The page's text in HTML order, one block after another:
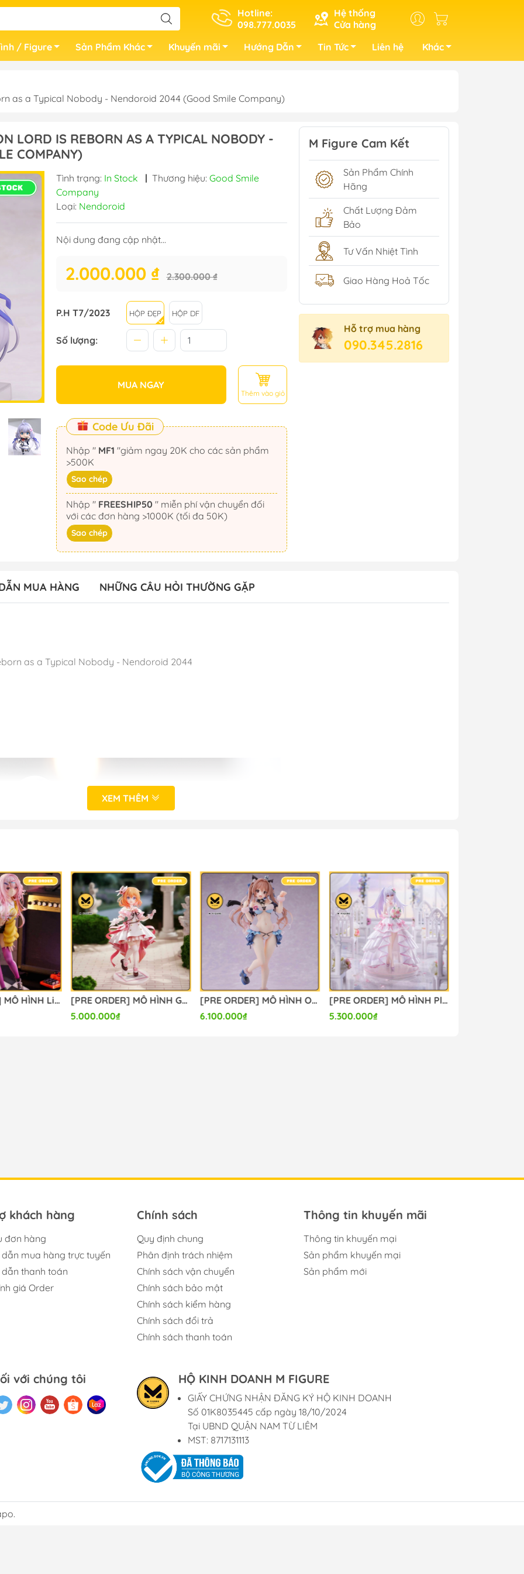
Hotline:
098.777.0035
Hệ thống
Cửa hàng
/ Figure Sản Phẩm Khác Khuyến mãi Hướng Dẫn Tin Tức Liên hệ Khác
as a Typical Nobody - Nendoroid 2044 (Good Smile Company)
LORD IS REBORN AS A TYPICAL NOBODY -
COMPANY)
Tình trạng: In Stock | Thương hiệu: Good Smile
Company
Loại: Nendoroid
Nội dung đang cập nhật...
2.000.000 ₫ 2.300.000 ₫
P.H T7/2023 HỘP ĐẸP HỘP DF
Số lượng:
MUA NGAY
Thêm vào giỏ
Code Ưu Đãi
Nhập " MF1
>500K
Sao chép
Nhập " FREESHIP50" miễn phí vận chuyển đối
với các đơn hàng >1000K (tối đa 50K)
Sao chép
M Figure Cam Kết
Sản Phẩm Chính
Hãng
Chất Lượng Đảm
Bảo
Tư Vấn Nhiệt Tình
Giao Hàng Hoả Tốc
Hỗ trợ mua hàng
090.345.2816
MUA HÀNG NHỮNG CÂU HỎI THƯỜNG GẶP
as a Typical Nobody - Nendoroid 2044
XEM THÊM
[PRE ORDER] MÔ HÌNH Limelight Lemonade Jam - Harumi Ena - 1/3.5 (Alice Glint) FIGURE CHÍNH HÃNG
[PRE ORDER] MÔ HÌNH Gochuumon wa Usagi Desu ka? - Hoto Kokoa - 1/7 - Dress Ver. (Luminous Box) FIGURE CHÍNH HÃNG
5.000.000₫
[PRE ORDER] MÔ HÌNH Original - Kanon-chan - 1/6 (Orchid Seed) FIGURE CHÍNH HÃNG
6.100.000₫
[PRE ORDER] MÔ HÌNH Plastic Memories - Isla - 1/7 - Wedding Dress Ver. (Aniplex (Shanghai) Culture and Arts) FIGURE CHÍNH HÃNG
5.300.000₫
khách hàng
đơn hàng
mua hàng trực tuyến
thanh toán
giá Order
Chính sách
Quy định chung
Phân định trách nhiệm
Chính sách vận chuyển
Chính sách bảo mật
Chính sách kiểm hàng
Chính sách đổi trả
Chính sách thanh toán
Thông tin khuyến mãi
Thông tin khuyến mại
Sản phẩm khuyến mại
Sản phẩm mới
với chúng tôi HỘ KINH DOANH M FIGURE
GIẤY CHỨNG NHẬN ĐĂNG KÝ HỘ KINH DOANH
Số 01K8035445 cấp ngày 18/10/2024
Tại UBND QUẬN NAM TỪ LIÊM
MST: 8717131113